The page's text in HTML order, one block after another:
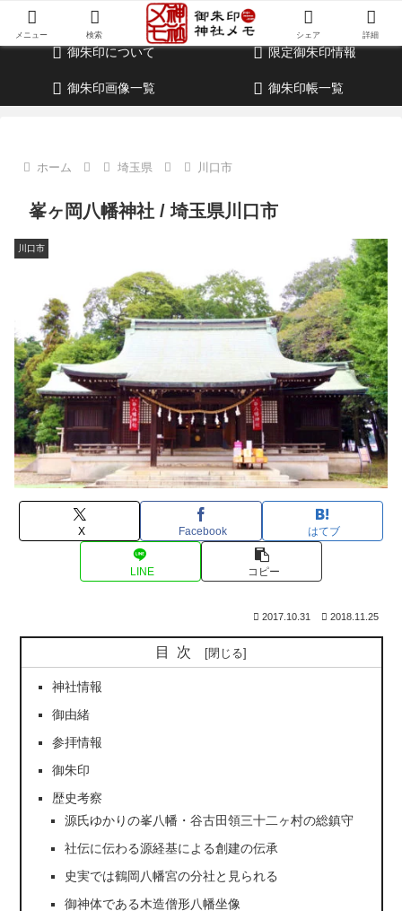
御朱印・参拝記録・神社情報・考察ブログ
御朱印について 限定御朱印情報
御朱印画像一覧 御朱印帳一覧
ホーム 埼玉県 川口市
峯ヶ岡八幡神社 / 埼玉県川口市
川口市
X Facebook はてブ
LINE コピー
2017.10.31 2018.11.25
目次
神社情報
御由緒
参拝情報
御朱印
歴史考察
源氏ゆかりの峯八幡・谷古田領三十二ヶ村の総鎮守
社伝に伝わる源経基による創建の伝承
史実では鶴岡八幡宮の分社と見られる
御神体である木造僧形八幡坐像
メニュー 検索 シェア 詳細